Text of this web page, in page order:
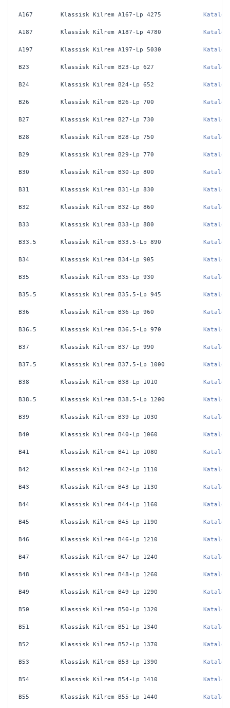
A167 Klassisk Kilrem A167-Lp 4275 Katalog
A187 Klassisk Kilrem A187-Lp 4780 Katalog
A197 Klassisk Kilrem A197-Lp 5030 Katalog
B23 Klassisk Kilrem B23-Lp 627 Katalog
B24 Klassisk Kilrem B24-Lp 652 Katalog
B26 Klassisk Kilrem B26-Lp 700 Katalog
B27 Klassisk Kilrem B27-Lp 730 Katalog
B28 Klassisk Kilrem B28-Lp 750 Katalog
B29 Klassisk Kilrem B29-Lp 770 Katalog
B30 Klassisk Kilrem B30-Lp 800 Katalog
B31 Klassisk Kilrem B31-Lp 830 Katalog
B32 Klassisk Kilrem B32-Lp 860 Katalog
B33 Klassisk Kilrem B33-Lp 880 Katalog
B33.5 Klassisk Kilrem B33.5-Lp 890 Katalog
B34 Klassisk Kilrem B34-Lp 905 Katalog
B35 Klassisk Kilrem B35-Lp 930 Katalog
B35.5 Klassisk Kilrem B35.5-Lp 945 Katalog
B36 Klassisk Kilrem B36-Lp 960 Katalog
B36.5 Klassisk Kilrem B36.5-Lp 970 Katalog
B37 Klassisk Kilrem B37-Lp 990 Katalog
B37.5 Klassisk Kilrem B37.5-Lp 1000 Katalog
B38 Klassisk Kilrem B38-Lp 1010 Katalog
B38.5 Klassisk Kilrem B38.5-Lp 1200 Katalog
B39 Klassisk Kilrem B39-Lp 1030 Katalog
B40 Klassisk Kilrem B40-Lp 1060 Katalog
B41 Klassisk Kilrem B41-Lp 1080 Katalog
B42 Klassisk Kilrem B42-Lp 1110 Katalog
B43 Klassisk Kilrem B43-Lp 1130 Katalog
B44 Klassisk Kilrem B44-Lp 1160 Katalog
B45 Klassisk Kilrem B45-Lp 1190 Katalog
B46 Klassisk Kilrem B46-Lp 1210 Katalog
B47 Klassisk Kilrem B47-Lp 1240 Katalog
B48 Klassisk Kilrem B48-Lp 1260 Katalog
B49 Klassisk Kilrem B49-Lp 1290 Katalog
B50 Klassisk Kilrem B50-Lp 1320 Katalog
B51 Klassisk Kilrem B51-Lp 1340 Katalog
B52 Klassisk Kilrem B52-Lp 1370 Katalog
B53 Klassisk Kilrem B53-Lp 1390 Katalog
B54 Klassisk Kilrem B54-Lp 1410 Katalog
B55 Klassisk Kilrem B55-Lp 1440 Katalog